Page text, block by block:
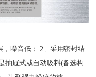
，噪音低； 2、采用密封结
抽屉式或自动吸料(备选构